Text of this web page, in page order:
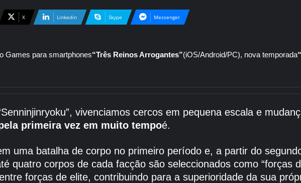
X Linkedin Skype Messenger
Games para smartphones“Três Reinos Arrogantes”(iOS/Android/PC), nova temporada
vivenciamos cercos em pequena escala e
primeira vez em muito tempoé.
uma batalha de corpo no primeiro período e, a partir do
quatro corpos de cada facção são seleccionados como “forças
forças de elite, contribuindo para a superioridade da sua